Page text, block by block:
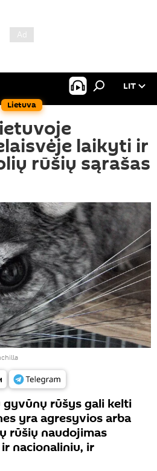
Lietuva
LIT
laikyti ir
rūšių sąrašas
rūšys gali kelti
yra agresyvios arba
rūšių naudojimas
nacionaliniu, ir